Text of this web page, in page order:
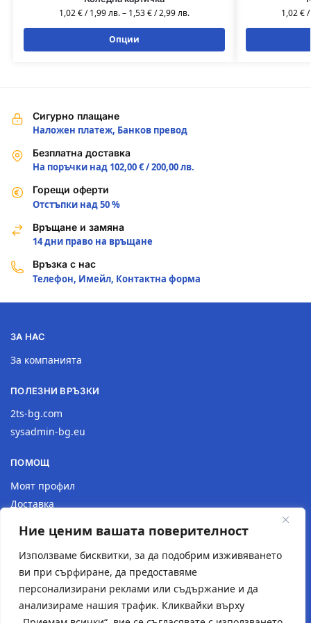
Ние ценим вашата поверителност
Използваме бисквитки, за да подобрим изживяването
ви при сърфиране, да предоставяме
персонализирани реклами или съдържание и да
анализираме нашия трафик. Кликвайки върху
1,02€/1,99лв.– 1,53€/2,99лв.
Опции
1,02€/
Сигурно плащане
Наложен платеж, Банков превод
Безплатна доставка
На поръчки над 102,00 € / 200,00 лв.
Горещи оферти
Отстъпки над 50 %
Връщане и замяна
14 дни право на връщане
Връзка с нас
Телефон, Имейл, Контактна форма
ЗА НАС
За компанията
ПОЛЕЗНИ ВРЪЗКИ
2ts-bg.com
sysadmin-bg.eu
ПОМОЩ
Моят профил
Доставка
Политика за поверителност
КОНТАКТИ
Местоположение
Контактна форма